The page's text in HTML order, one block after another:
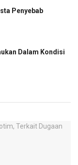
Penyebab
Dalam Kondisi